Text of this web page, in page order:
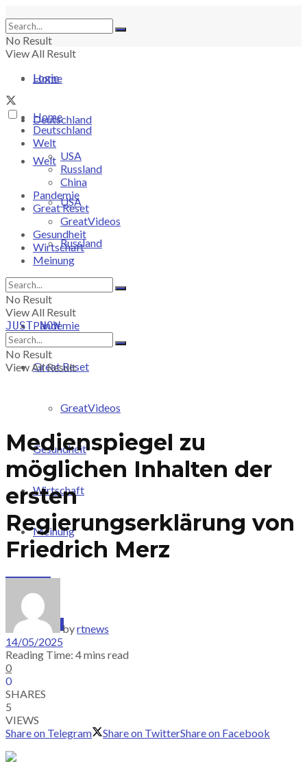
No Result
View All Result
Login
Home
Deutschland
Welt
USA
Russland
Pandemie
Great Reset
GreatVideos
Gesundheit
Wirtschaft
Meinung
SUBSCRIBE
Home
Deutschland
Welt
USA
Russland
China
Pandemie
Great Reset
GreatVideos
Gesundheit
Wirtschaft
Meinung
No Result
View All Result
JUST-NOW
No Result
View All Result
Medienspiegel zu
möglichen Inhalten der
ersten
Regierungserklärung von
Friedrich Merz
byrtnews
14/05/2025
Reading Time: 4 mins read
0
0
SHARES
5
VIEWS
Share on Telegram
Share on TwitterShare on Facebook